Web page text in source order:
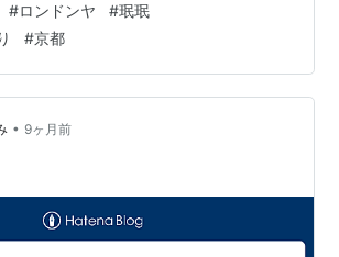
からってことで四条にある『珉珉』行
３年ぶりくらい＼
に会社の人に教えてもらってからどハマ
美味しくてほんま好き〜 餃子だけ写真撮
失念…😅 炒飯と中華丼…
#ロンドンヤ #珉珉
#京都
• 9ヶ月前